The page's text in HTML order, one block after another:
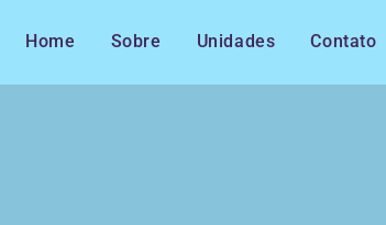
Home Sobre Unidades Contato